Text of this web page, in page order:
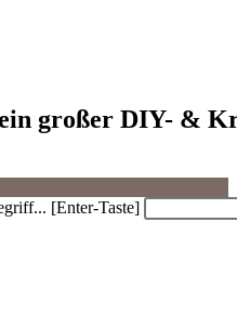
großer DIY- &
[Enter-Taste]